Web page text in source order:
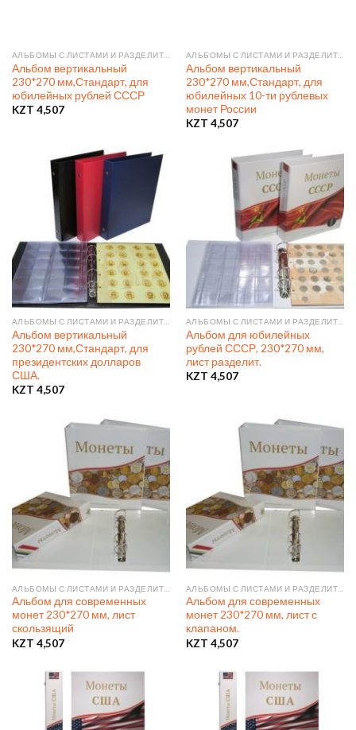
Альбом вертикальный
230*270 мм,Стандарт, для
юбилейных рублей СССР
KZT 4,507
Альбом вертикальный
230*270 мм,Стандарт, для
юбилейных 10-ти рублевых
монет России
KZT 4,507
Альбом вертикальный
230*270 мм,Стандарт, для
президентских долларов
США.
KZT 4,507
Альбом для юбилейных
рублей СССР, 230*270 мм,
лист разделит.
KZT 4,507
Альбом для современных
монет 230*270 мм, лист
скользящий
KZT 4,507
Альбом для современных
монет 230*270 мм, лист с
клапаном.
KZT 4,507